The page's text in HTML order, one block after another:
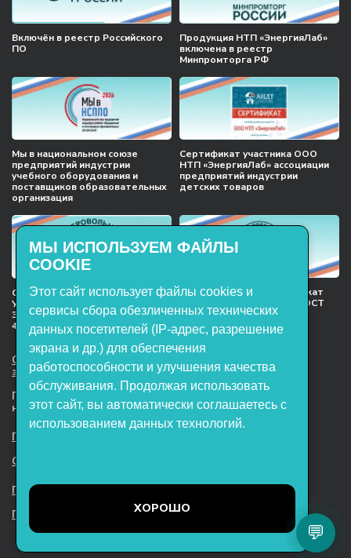
Включён в реестр Российского
ПО
Продукция НТП «ЭнергияЛаб»
включена в реестр
Минпромторга РФ
Мы в национальном союзе
предприятий индустрии
учебного оборудования и
поставщиков образовательных
организация
Сертификат участника ООО
НТП «ЭнергияЛаб» ассоциации
предприятий индустрии
детских товаров
Сертификат соответствия
Учебное оборудование, марки
ЭнергияЛаб ТУ 32.99.53–001–
47627947–2021 Серийный выпуск
Международный сертификат
менеджмента качества ГОСТ
ISO 9001:2015
ООО НТП «ЭнергияЛаб». Все права
защищены.
Представленная на сайте информация
не является публичной офертой
Пользовательское соглашение
Согласие на обработку персональных данных
Политика обработки файлов cookie
Политика конфиденциальности
МЫ ИСПОЛЬЗУЕМ ФАЙЛЫ
COOKIE
Этот сайт использует файлы cookies и
сервисы сбора обезличенных технических
данных посетителей (IP-адрес, разрешение
экрана и др.) для обеспечения
работоспособности и улучшения качества
обслуживания. Продолжая использовать
этот сайт, вы автоматически соглашаетесь с
использованием данных технологий.
ХОРОШО
💬